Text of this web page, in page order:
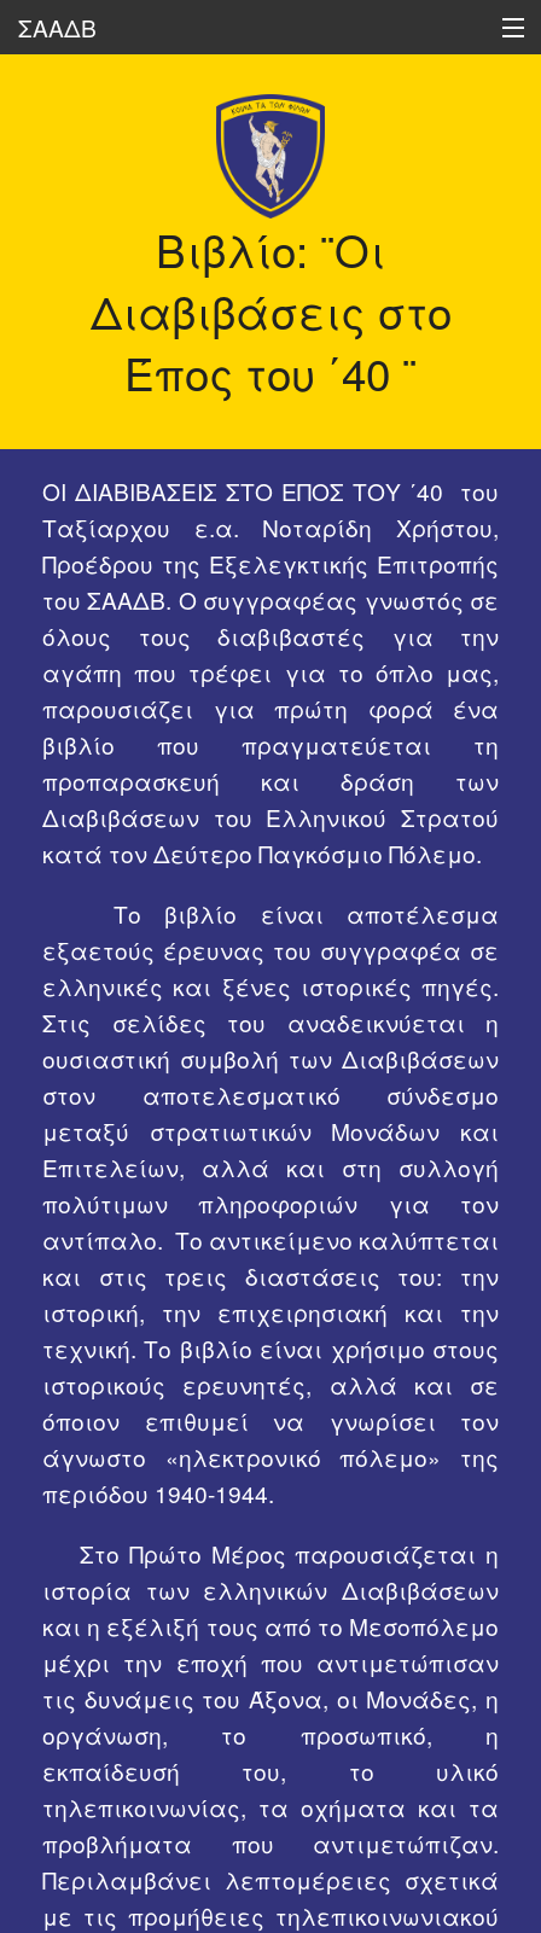
ΣΑΑΔΒ
Ηχώ των Διαβιβάσεων
Οι Διαβιβάσεις Σήμερα
Ιστορικά Στοιχεία
Δημοσιεύσεις Μελών μας
Διάφορα
Χρήσιμα Links
Βιβλίο: ¨Οι
Διαβιβάσεις στο
Έπος του ΄40 ¨
ΟΙ ΔΙΑΒΙΒΑΣΕΙΣ ΣΤΟ ΕΠΟΣ ΤΟΥ ΄40 του
Ταξίαρχου ε.α. Νοταρίδη Χρήστου,
Προέδρου της Εξελεγκτικής Επιτροπής
του ΣΑΑΔΒ. Ο συγγραφέας γνωστός σε
όλους τους διαβιβαστές για την
αγάπη που τρέφει για το όπλο μας,
παρουσιάζει για πρώτη φορά ένα
βιβλίο που πραγματεύεται τη
προπαρασκευή και δράση των
Διαβιβάσεων του Ελληνικού Στρατού
κατά τον Δεύτερο Παγκόσμιο Πόλεμο.
Το βιβλίο είναι αποτέλεσμα
εξαετούς έρευνας του συγγραφέα σε
ελληνικές και ξένες ιστορικές πηγές.
Στις σελίδες του αναδεικνύεται η
ουσιαστική συμβολή των Διαβιβάσεων
στον αποτελεσματικό σύνδεσμο
μεταξύ στρατιωτικών Μονάδων και
Επιτελείων, αλλά και στη συλλογή
πολύτιμων πληροφοριών για τον
αντίπαλο. Το αντικείμενο καλύπτεται
και στις τρεις διαστάσεις του: την
ιστορική, την επιχειρησιακή και την
τεχνική. Το βιβλίο είναι χρήσιμο στους
ιστορικούς ερευνητές, αλλά και σε
όποιον επιθυμεί να γνωρίσει τον
άγνωστο «ηλεκτρονικό πόλεμο» της
περιόδου 1940-1944.
Στο Πρώτο Μέρος παρουσιάζεται η
ιστορία των ελληνικών Διαβιβάσεων
και η εξέλιξή τους από το Μεσοπόλεμο
μέχρι την εποχή που αντιμετώπισαν
τις δυνάμεις του Άξονα, οι Μονάδες, η
οργάνωση, το προσωπικό, η
εκπαίδευσή του, το υλικό
τηλεπικοινωνίας, τα οχήματα και τα
προβλήματα που αντιμετώπιζαν.
Περιλαμβάνει λεπτομέρειες σχετικά
με τις προμήθειες τηλεπικοινωνιακού